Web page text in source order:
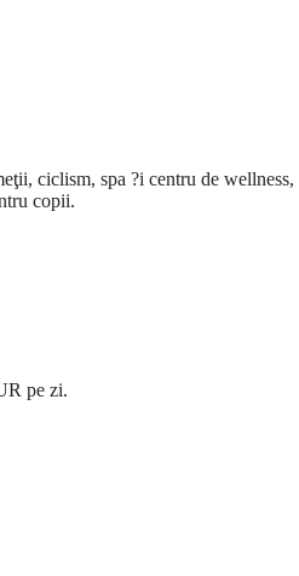
ciclism, spa ?i centru de wellness,
copii.
pe zi.